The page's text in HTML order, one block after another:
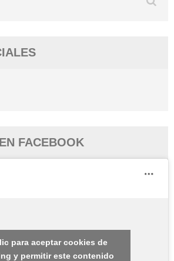
FACEBOOK
para aceptar cookies de
y permitir este contenido